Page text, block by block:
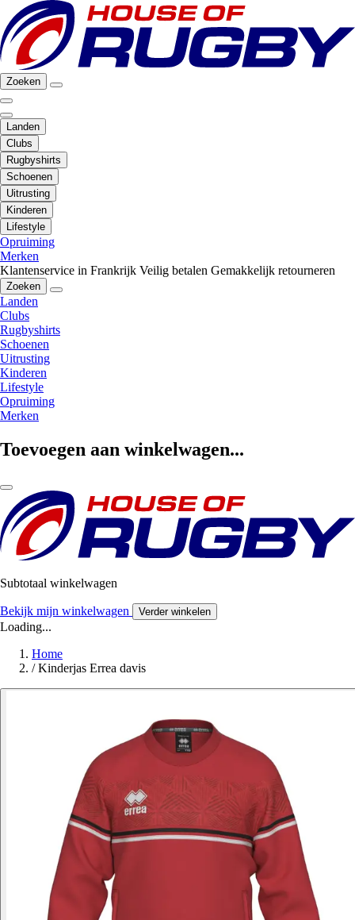
Zoeken
Landen
Clubs
Rugbyshirts
Schoenen
Uitrusting
Kinderen
Lifestyle
Opruiming
Merken
Klantenservice in Frankrijk Veilig betalen Gemakkelijk retourneren
Zoeken
Landen
Clubs
Rugbyshirts
Schoenen
Uitrusting
Kinderen
Lifestyle
Opruiming
Merken
Toevoegen aan winkelwagen...
Subtotaal winkelwagen
Bekijk mijn winkelwagen Verder winkelen
Loading...
Home
/ Kinderjas Errea davis